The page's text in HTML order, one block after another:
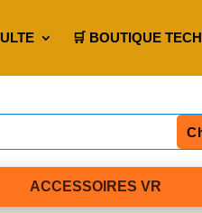
🛒 BOUTIQUE TECH
ACCESSOIRES VR